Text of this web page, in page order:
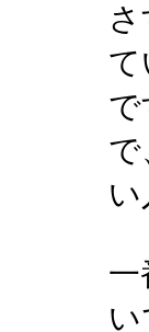
て
で
で
い
一
い